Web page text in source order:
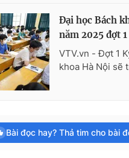
Đại học Bách
năm 2025 đợt 1
VTV.vn - Đợt 1
khoa Hà Nội sẽ
Bài đọc hay? Thả tim cho bài